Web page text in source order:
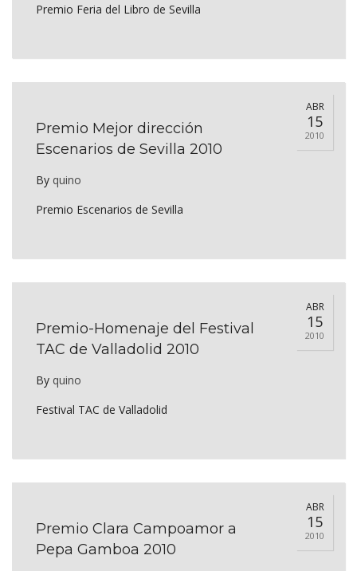
Premio Feria del Libro de Sevilla
ABR
15
2010
Premio Mejor dirección
Escenarios de Sevilla 2010
By quino
Premio Escenarios de Sevilla
ABR
15
2010
Premio-Homenaje del Festival
TAC de Valladolid 2010
By quino
Festival TAC de Valladolid
ABR
15
2010
Premio Clara Campoamor a
Pepa Gamboa 2010